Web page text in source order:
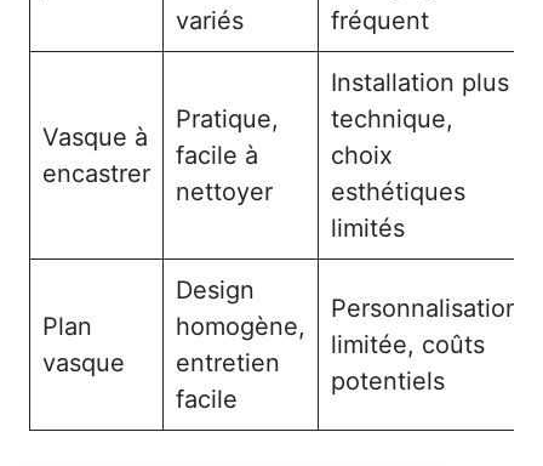
variés
fréquent
Vasque à
encastrer
Pratique,
facile à
nettoyer
Installation plus
technique,
choix
esthétiques
limités
Plan
vasque
Design
homogène,
entretien
facile
Personnalisation
limitée, coûts
potentiels